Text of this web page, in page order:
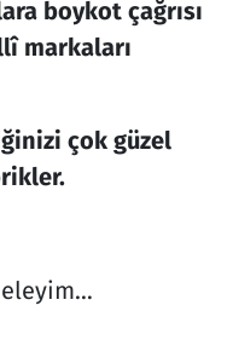
boykot çağrısı
markaları
çok güzel